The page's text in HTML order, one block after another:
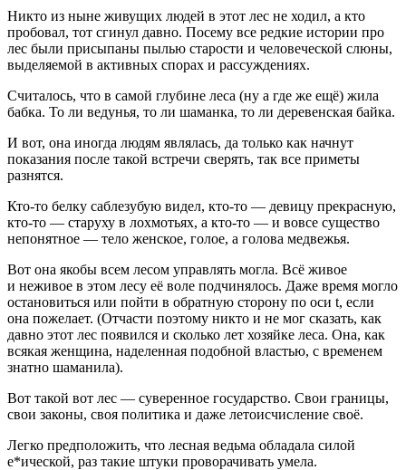
Никто из ныне живущих людей в этот лес не ходил, а кто
пробовал, тот сгинул давно. Посему все редкие истории про
лес были присыпаны пылью старости и человеческой слюны,
выделяемой в активных спорах и рассуждениях.
Считалось, что в самой глубине леса (ну а где же ещё) жила
бабка. То ли ведунья, то ли шаманка, то ли деревенская байка.
И вот, она иногда людям являлась, да только как начнут
показания после такой встречи сверять, так все приметы
разнятся.
Кто-то белку саблезубую видел, кто-то — девицу прекрасную,
кто-то — старуху в лохмотьях, а кто-то — и вовсе существо
непонятное — тело женское, голое, а голова медвежья.
Вот она якобы всем лесом управлять могла. Всё живое
и неживое в этом лесу её воле подчинялось. Даже время могло
остановиться или пойти в обратную сторону по оси t, если
она пожелает. (Отчасти поэтому никто и не мог сказать, как
давно этот лес появился и сколько лет хозяйке леса. Она, как
всякая женщина, наделенная подобной властью, с временем
знатно шаманила).
Вот такой вот лес — суверенное государство. Свои границы,
свои законы, своя политика и даже летоисчисление своё.
Легко предположить, что лесная ведьма обладала силой
е*ической, раз такие штуки проворачивать умела.